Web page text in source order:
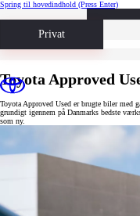
Spring til hovedindhold (Press Enter)
Privat
Book prøvetur
Toyota Approved
Toyota Approved Used er brugte biler med
grundigt igennem på Danmarks bedste
som ny.